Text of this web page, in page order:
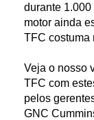
durante
motor ainda
TFC costuma
Veja o nosso
TFC com
pelos
GNC